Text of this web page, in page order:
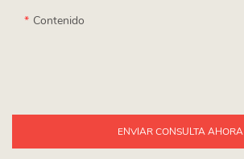
Contenido
ENVIAR CONSULTA AHORA